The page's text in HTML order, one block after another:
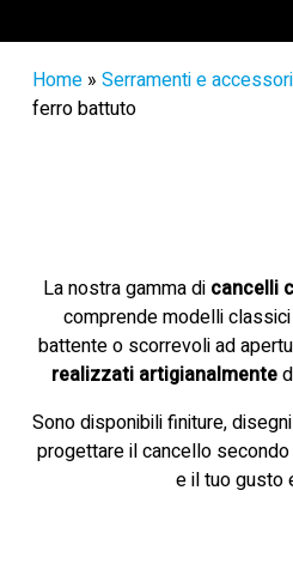
Home» Serramenti e
ferro battuto
La nostra gamma di cancelli
comprende modelli
battente o scorrevoli ad
realizzati artigianalmente
Sono disponibili finiture,
progettare il cancello
e il tuo gusto